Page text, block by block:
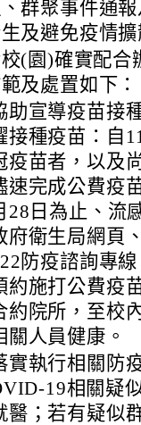
群聚事件通
及避免疫情擴
(園)確實配合
及處置如下：
助宣導疫苗接
接種疫苗：自
疫苗者，以及
速完成公費疫
28日為止、流
府衛生局網頁
防疫諮詢專
約施打公費疫
約院所，至校
關人員健康。
實執行相關防
19相關疑
醫；若有疑似